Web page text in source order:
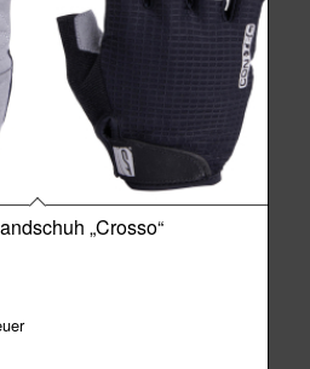
„Crosso“